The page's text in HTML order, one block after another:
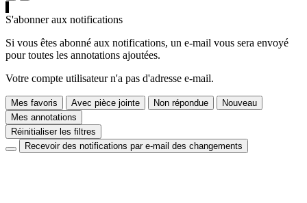
S'abonner aux notifications
Si vous êtes abonné aux notifications, un e-mail vous sera envoyé
pour toutes les annotations ajoutées.
Votre compte utilisateur n'a pas d'adresse e-mail.
Mes favoris Avec pièce jointe Non répondue
Nouveau
Mes annotations
Réinitialiser les filtres
Recevoir des notifications par e-mail des changements